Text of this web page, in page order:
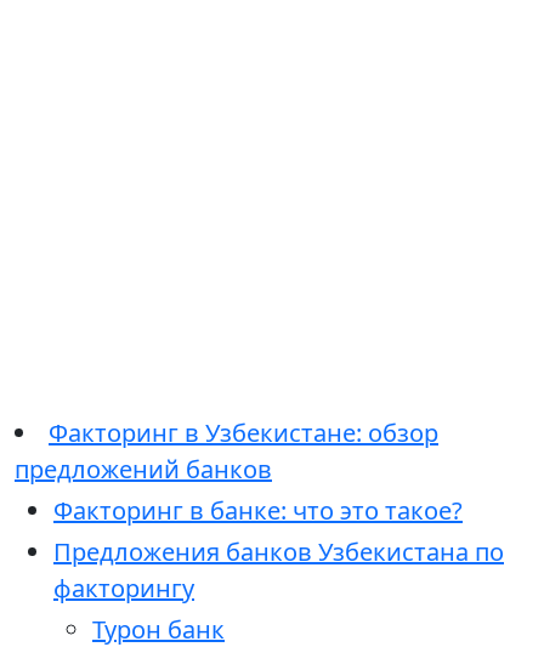
Факторинг в Узбекистане: обзор
предложений банков
Факторинг в банке: что это такое?
Предложения банков Узбекистана по
факторингу
Турон банк